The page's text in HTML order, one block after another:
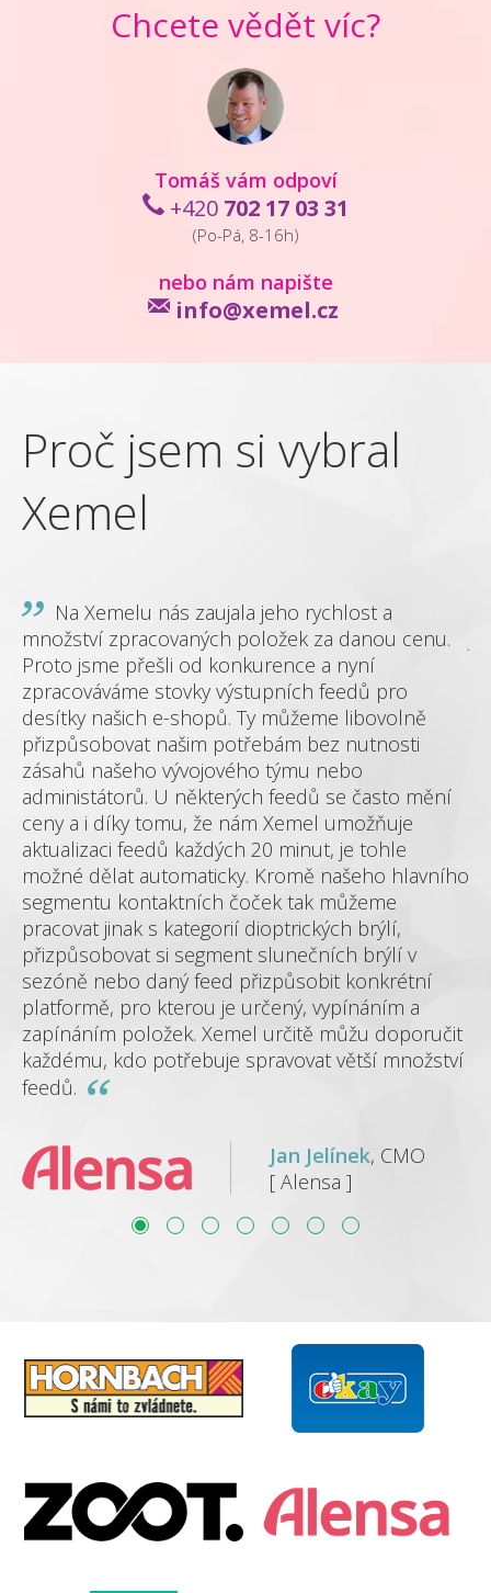
Chcete vědět víc?
Tomáš vám odpoví
+420 702 17 03 31
(Po-Pá, 8-16h)
nebo nám napište
info@xemel.cz
Proč jsem si vybral
Xemel
Na Xemelu nás zaujala jeho rychlost a
množství zpracovaných položek za danou cenu.
Proto jsme přešli od konkurence a nyní
zpracováváme stovky výstupních feedů pro
desítky našich e-shopů. Ty můžeme libovolně
přizpůsobovat našim potřebám bez nutnosti
zásahů našeho vývojového týmu nebo
administátorů. U některých feedů se často mění
ceny a i díky tomu, že nám Xemel umožňuje
aktualizaci feedů každých 20 minut, je tohle
možné dělat automaticky. Kromě našeho hlavního
segmentu kontaktních čoček tak můžeme
pracovat jinak s kategorií dioptrických brýlí,
přizpůsobovat si segment slunečních brýlí v
sezóně nebo daný feed přizpůsobit konkrétní
platformě, pro kterou je určený, vypínáním a
zapínáním položek. Xemel určitě můžu doporučit
každému, kdo potřebuje spravovat větší množství
feedů.
Jan Jelínek, CMO
[ Alensa ]